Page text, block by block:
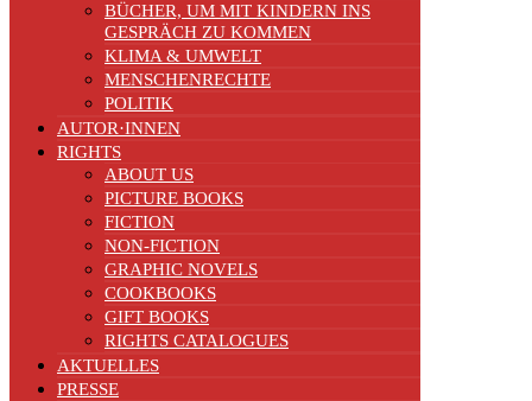
BÜCHER, UM MIT KINDERN INS
GESPRÄCH ZU KOMMEN
KLIMA & UMWELT
MENSCHENRECHTE
POLITIK
AUTOR·INNEN
RIGHTS
ABOUT US
PICTURE BOOKS
FICTION
NON-FICTION
GRAPHIC NOVELS
COOKBOOKS
GIFT BOOKS
RIGHTS CATALOGUES
AKTUELLES
PRESSE